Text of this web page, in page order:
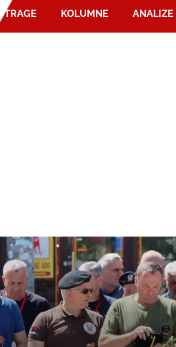
ISTRAGE KOLUMNE ANALIZE